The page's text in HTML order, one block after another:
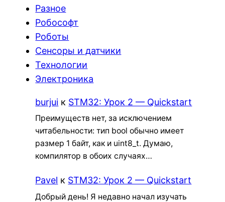
Разное
Робософт
Роботы
Сенсоры и датчики
Технологии
Электроника
burjui к STM32: Урок 2 — Quickstart
Преимуществ нет, за исключением
читабельности: тип bool обычно имеет
размер 1 байт, как и uint8_t. Думаю,
компилятор в обоих случаях…
Pavel к STM32: Урок 2 — Quickstart
Добрый день! Я недавно начал изучать